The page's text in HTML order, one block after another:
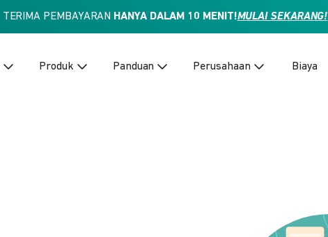
TERIMA PEMBAYARAN HANYA DALAM 10 MENIT!MULAI SEKARANG!
Produk Panduan Perusahaan Biaya